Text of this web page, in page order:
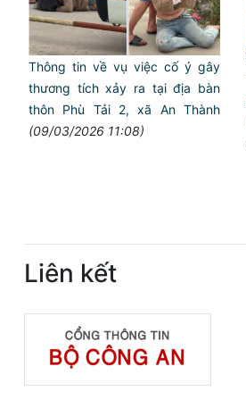
Thông tin về vụ việc cố ý gây
thương tích xảy ra tại địa bàn
thôn Phù Tải 2, xã An Thành
(09/03/2026 11:08)
Liên kết